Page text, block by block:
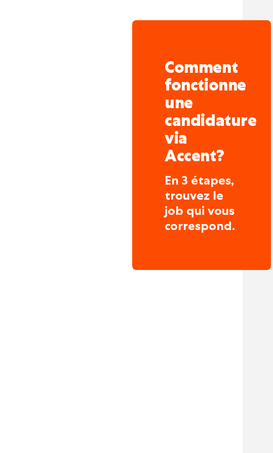
Comment
fonctionne
une
candidature
via
Accent?
En 3 étapes,
trouvez le
job qui vous
correspond.